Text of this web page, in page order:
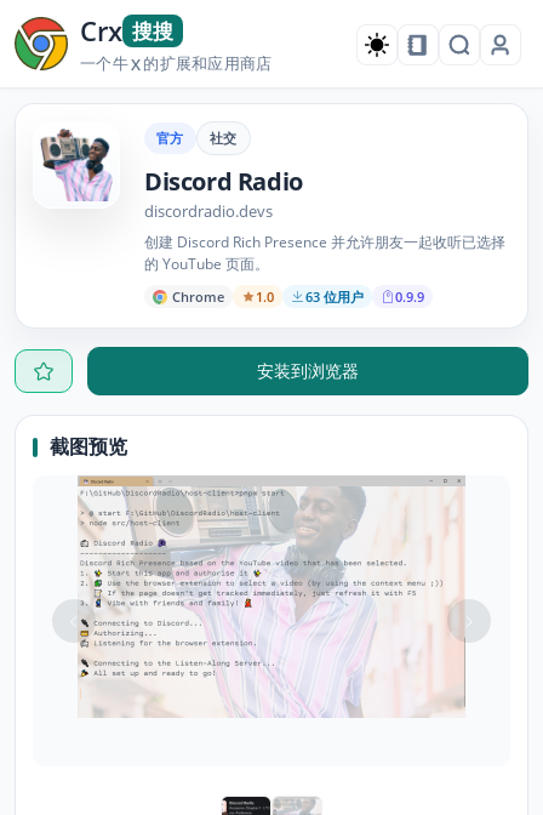
Crx 搜搜
一个牛X的扩展和应用商店
官方 社交
Discord Radio
discordradio.devs
创建 Discord Rich Presence 并允许朋友一起收听已选择
的 YouTube 页面。
Chrome 1.0 63 位用户 0.9.9
安装到浏览器
截图预览